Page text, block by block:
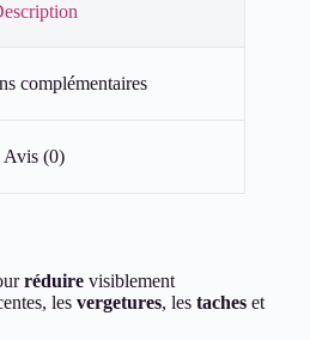
complémentaires
Avis (0)
réduire visiblement
les vergetures, les taches et